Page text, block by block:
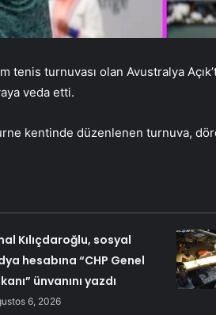
tenis turnuvası olan Avustralya
veda etti.
kentinde düzenlenen turnuva,
Kılıçdaroğlu, sosyal
hesabına “CHP Genel
ünvanını yazdı
6, 2026